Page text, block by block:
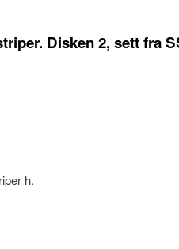
Disken 2, sett fra
h.